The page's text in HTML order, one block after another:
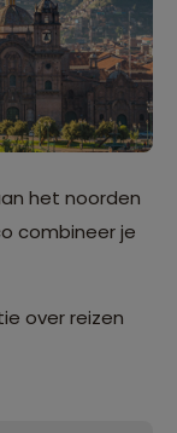
het noorden
combineer je
over reizen